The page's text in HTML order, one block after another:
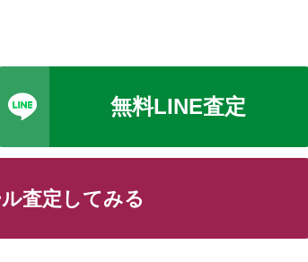
無料LINE査定
査定してみる